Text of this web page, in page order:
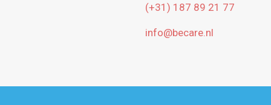
(+31) 187 89 21 77
info@becare.nl